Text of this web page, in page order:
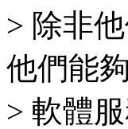
> 除非
他們能
> 軟體